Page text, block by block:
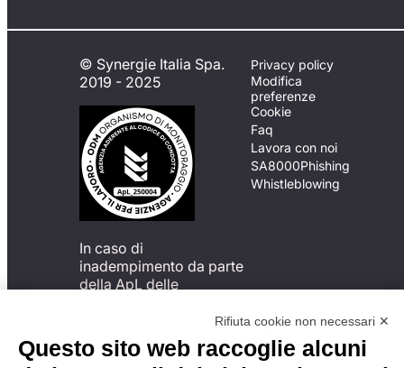
© Synergie Italia Spa.
2019 - 2025
In caso di
inadempimento da parte
della ApL delle
del Codice di Condotta, è
possibile presentare un
reclamo
Privacy policy
Modifica
preferenze
Cookie
Faq
Lavora con noi
SA8000Phishing
Whistleblowing
Rifiuta cookie non necessari ✕
Questo sito web raccoglie alcuni